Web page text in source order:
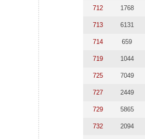
712 1768
713 6131
714 659
719 1044
725 7049
727 2449
729 5865
732 2094